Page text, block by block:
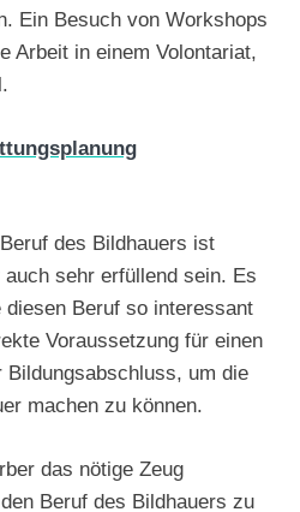
Ein Besuch von Workshops
Arbeit in einem Volontariat,
des Bildhauers ist
sehr erfüllend sein. Es
Beruf so interessant
Voraussetzung für einen
Bildungsabschluss, um die
machen zu können.
das nötige Zeug
Beruf des Bildhauers zu